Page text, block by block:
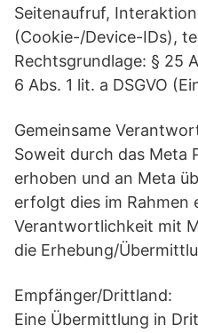
Seitenaufruf,
(Cookie-/Device-IDs),
Rechtsgrundlage: § 25
6 Abs. 1 lit. a DSGVO
Gemeinsame
Soweit durch das Meta
erhoben und an Meta
erfolgt dies im Rahmen
Verantwortlichkeit mit
die Erhebung/
Empfänger/Drittland:
Eine Übermittlung in